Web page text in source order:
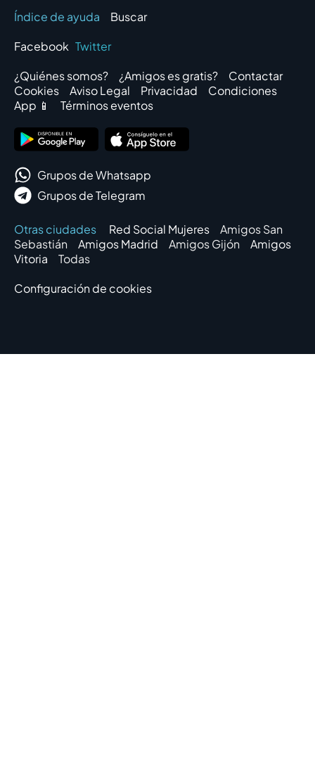
Índice de ayuda
Buscar
Facebook Twitter
¿Quiénes somos?
¿Amigos es gratis?
Contactar
Cookies
Aviso Legal Privacidad
Condiciones
App 📱
Términos eventos
Grupos de Whatsapp
Grupos de Telegram
Otras ciudades Red Social Mujeres
Amigos San
Sebastián
Amigos Madrid Amigos Gijón
Amigos
Vitoria
Todas
Configuración de cookies